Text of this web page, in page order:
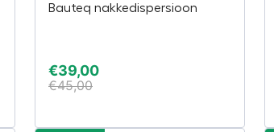
Bauteq nakkedispersioon
€39,00
€45,00